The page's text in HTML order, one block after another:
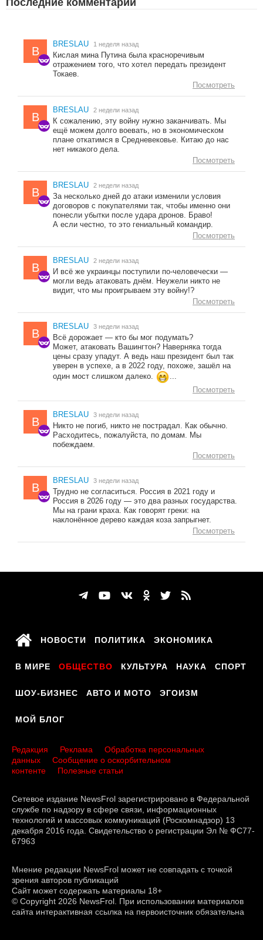
B
BRESLAU 1 неделя назад
Кислая мина Путина была красноречивым
отражением того, что хотел передать президент
Токаев.
Посмотреть
B
BRESLAU 2 недели назад
К сожалению, эту войну нужно заканчивать. Мы
ещё можем долго воевать, но в экономическом
плане откатимся в Средневековье. Китаю до нас
нет никакого дела.
Посмотреть
B
BRESLAU 2 недели назад
За несколько дней до атаки изменили условия
договоров с покупателями так, чтобы именно они
понесли убытки после удара дронов. Браво!
А если честно, то это гениальный командир.
Посмотреть
B
BRESLAU 2 недели назад
И всё же украинцы поступили по-человечески —
могли ведь атаковать днём. Неужели никто не
видит, что мы проигрываем эту войну!?
Посмотреть
B
BRESLAU 3 недели назад
Всё дорожает — кто бы мог подумать?
Может, атаковать Вашингтон? Наверняка тогда
цены сразу упадут. А ведь наш президент был так
уверен в успехе, а в 2022 году, похоже, зашёл на
один мост слишком далеко.
Посмотреть
B
BRESLAU 3 недели назад
Никто не погиб, никто не пострадал. Как обычно.
Расходитесь, пожалуйста, по домам. Мы
побеждаем.
Посмотреть
B
BRESLAU 3 недели назад
Трудно не согласиться. Россия в 2021 году и
Россия в 2026 году — это два разных государства.
Мы на грани краха. Как говорят греки: на
наклонённое дерево каждая коза запрыгнет.
Посмотреть
НОВОСТИ ПОЛИТИКА ЭКОНОМИКА
В МИРЕ ОБЩЕСТВО КУЛЬТУРА НАУКА СПОРТ
ШОУ-БИЗНЕС АВТО И МОТО ЭГОИЗМ
МОЙ БЛОГ
Редакция Реклама
Обработка персональных
данных
Сообщение о оскорбительном
контенте
Полезные статьи
Сетевое издание NewsFrol зарегистрировано в Федеральной
службе по надзору в сфере связи, информационных
технологий и массовых коммуникаций (Роскомнадзор) 13
декабря 2016 года. Свидетельство о регистрации Эл № ФС77-
67963
Мнение редакции NewsFrol может не совпадать с точкой
зрения авторов публикаций
Сайт может содержать материалы 18+
© Copyright 2026 NewsFrol. При использовании материалов
сайта интерактивная ссылка на первоисточник обязательна